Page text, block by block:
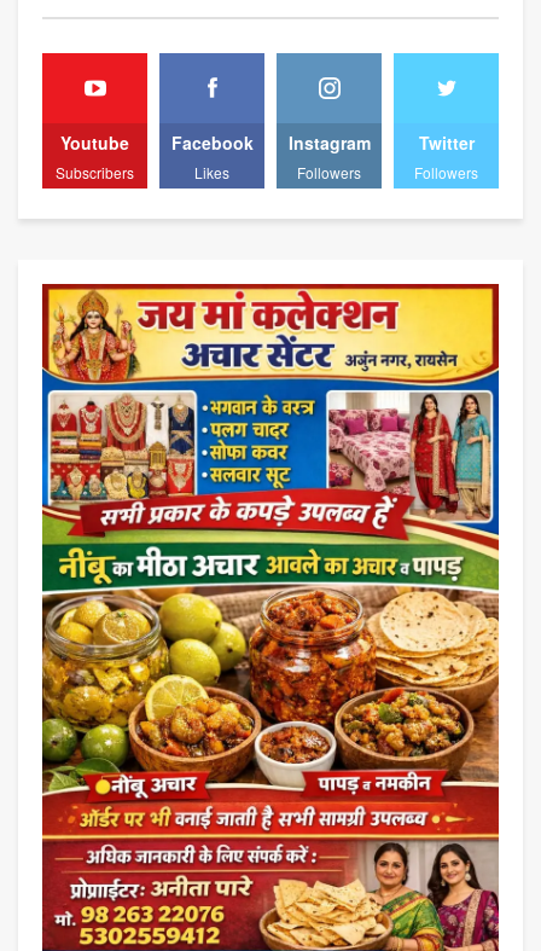
Youtube
Subscribers
Facebook
Likes
Instagram
Followers
Twitter
Followers